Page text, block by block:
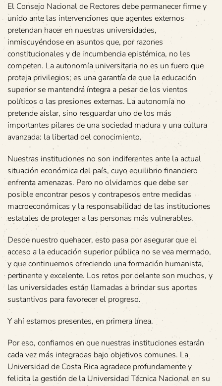
El Consejo Nacional de Rectores debe permanecer firme y
unido ante las intervenciones que agentes externos
pretendan hacer en nuestras universidades,
inmiscuyéndose en asuntos que, por razones
constitucionales y de incumbencia epistémica, no les
competen. La autonomía universitaria no es un fuero que
proteja privilegios; es una garantía de que la educación
superior se mantendrá íntegra a pesar de los vientos
políticos o las presiones externas. La autonomía no
pretende aislar, sino resguardar uno de los más
importantes pilares de una sociedad madura y una cultura
avanzada: la libertad del conocimiento.
Nuestras instituciones no son indiferentes ante la actual
situación económica del país, cuyo equilibrio financiero
enfrenta amenazas. Pero no olvidamos que debe ser
posible encontrar pesos y contrapesos entre medidas
macroeconómicas y la responsabilidad de las instituciones
estatales de proteger a las personas más vulnerables.
Desde nuestro quehacer, esto pasa por asegurar que el
acceso a la educación superior pública no se vea mermado,
y que continuemos ofreciendo una formación humanista,
pertinente y excelente. Los retos por delante son muchos, y
las universidades están llamadas a brindar sus aportes
sustantivos para favorecer el progreso.
Y ahí estamos presentes, en primera línea.
Por eso, confiamos en que nuestras instituciones estarán
cada vez más integradas bajo objetivos comunes. La
Universidad de Costa Rica agradece profundamente y
felicita la gestión de la Universidad Técnica Nacional en su